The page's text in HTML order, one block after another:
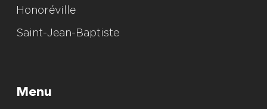
Honoréville
Saint-Jean-Baptiste
Menu